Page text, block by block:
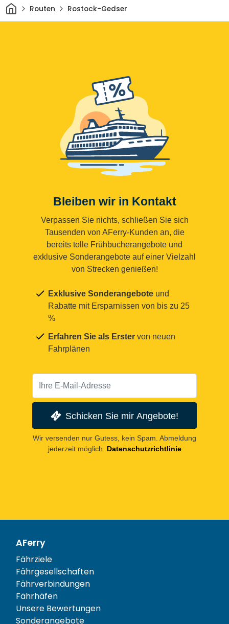
HeimRouten Rostock-Gedser
Bleiben wir in Kontakt
Verpassen Sie nichts, schließen Sie sich
Tausenden von AFerry-Kunden an, die
bereits tolle Frühbucherangebote und
exklusive Sonderangebote auf einer Vielzahl
von Strecken genießen!
Exklusive Sonderangebote und
Rabatte mit Ersparnissen von bis zu 25
%
Erfahren Sie als Erster von neuen
Fahrplänen
Schicken Sie mir Angebote!
Wir versenden nur Gutess, kein Spam. Abmeldung
jederzeit möglich.
Datenschutzrichtlinie
AFerry
Fährziele
Fährgesellschaften
Fährverbindungen
Fährhäfen
Unsere Bewertungen
Sonderangebote